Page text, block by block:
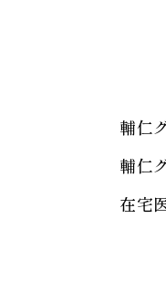
輔仁
輔仁
在宅